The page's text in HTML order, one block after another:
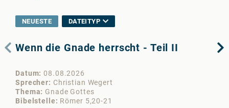
NEUESTE DATEITYP
Wenn die Gnade herrscht - Teil II
Datum 08.08.2026
Sprecher
Christian Wegert
Thema
Gnade Gottes
Bibelstelle
Römer 5,20-21